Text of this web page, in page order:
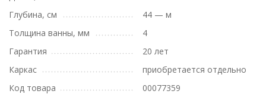
Глубина, см
44 — м
Толщина ванны, мм
4
Гарантия
20 лет
Каркас
приобретается отдельно
Код товара
00077359